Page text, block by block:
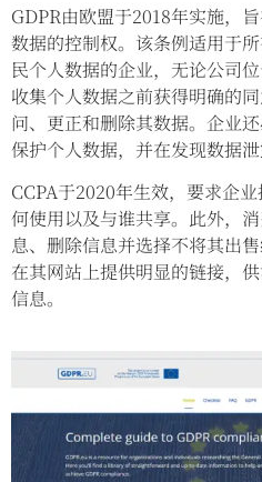
GDPR由欧盟于2018年实施，
数据的控制权。该条例适用于
民个人数据的企业，无论公司
收集个人数据之前获得明确的
问、更正和删除其数据。企业
保护个人数据，并在发现数据泄
CCPA于2020年生效，要求企
何使用以及与谁共享。此外，
息、删除信息并选择不将其出
在其网站上提供明显的链接，
信息。